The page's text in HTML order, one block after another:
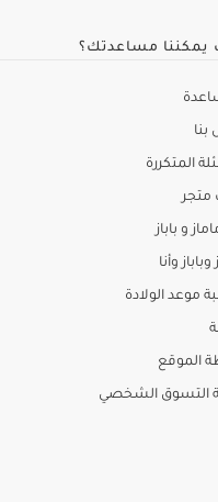
يمكننا مساعدتك؟
بنا
المتكررة
متجر
و باباز
وباباز وأنا
موعد الولادة
الموقع
التسوق الشخصي